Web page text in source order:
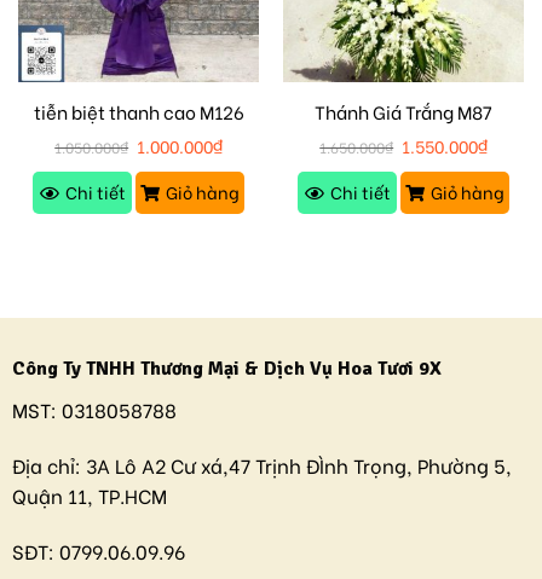
tiễn biệt thanh cao M126
1.050.000₫ 1.000.000₫
Chi tiết
Giỏ hàng
Thánh Giá Trắng M87
1.650.000₫ 1.550.000₫
Chi tiết
Giỏ hàng
Công Ty TNHH Thương Mại & Dịch Vụ Hoa Tươi 9X
MST: 0318058788
Địa chỉ: 3A Lô A2 Cư xá,47 Trịnh ĐÌnh Trọng, Phường 5,
Quận 11, TP.HCM
SĐT: 0799.06.09.96